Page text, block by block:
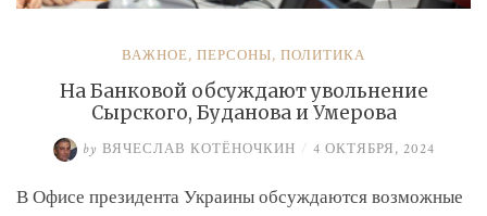
ВАЖНОЕ, ПЕРСОНЫ, ПОЛИТИКА
На Банковой обсуждают увольнение
Сырского, Буданова и Умерова
by ВЯЧЕСЛАВ КОТЁНОЧКИН / 4 ОКТЯБРЯ, 2024
В Офисе президента Украины обсуждаются возможные